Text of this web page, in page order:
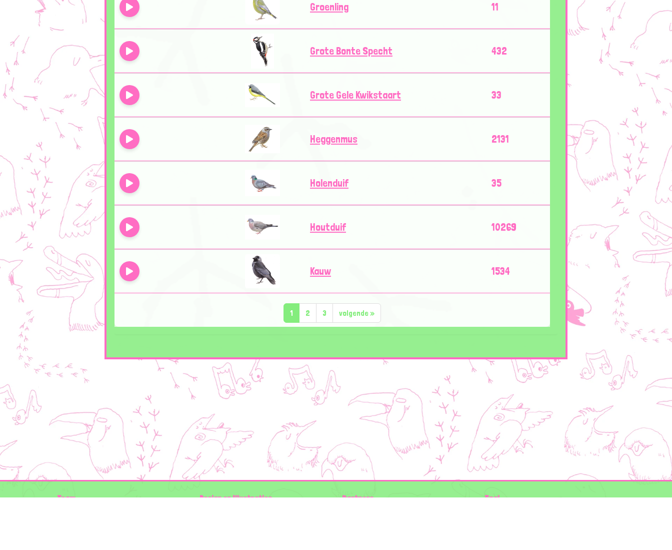
Groenling 11
Grote Bonte Specht 432
Grote Gele Kwikstaart 33
Heggenmus 2131
Holenduif 35
Houtduif 10269
Kauw 1534
1 2 3 volgende»
Team Design en Illustraties Partners Taal